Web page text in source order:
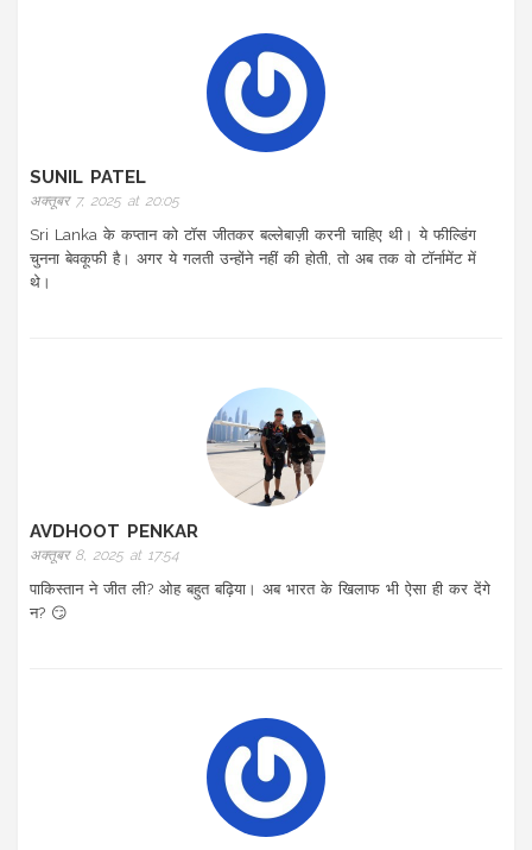
SUNIL PATEL
अक्तूबर 7, 2025 at 20:05
Sri Lanka के कप्तान को टॉस जीतकर बल्लेबाज़ी करनी चाहिए थी। ये फील्डिंग
चुनना बेवकूफी है। अगर ये गलती उन्होंने नहीं की होती, तो अब तक वो टॉर्नामेंट में
थे।
AVDHOOT PENKAR
अक्तूबर 8, 2025 at 17:54
पाकिस्तान ने जीत ली? ओह बहुत बढ़िया। अब भारत के खिलाफ भी ऐसा ही कर देंगे
न? 😏